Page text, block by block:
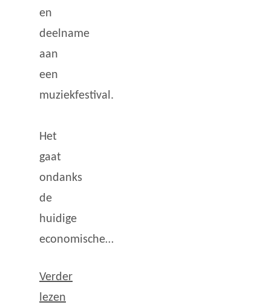
en
deelname
aan
een
muziekfestival.
Het
gaat
ondanks
de
huidige
economische…
Verder
lezen